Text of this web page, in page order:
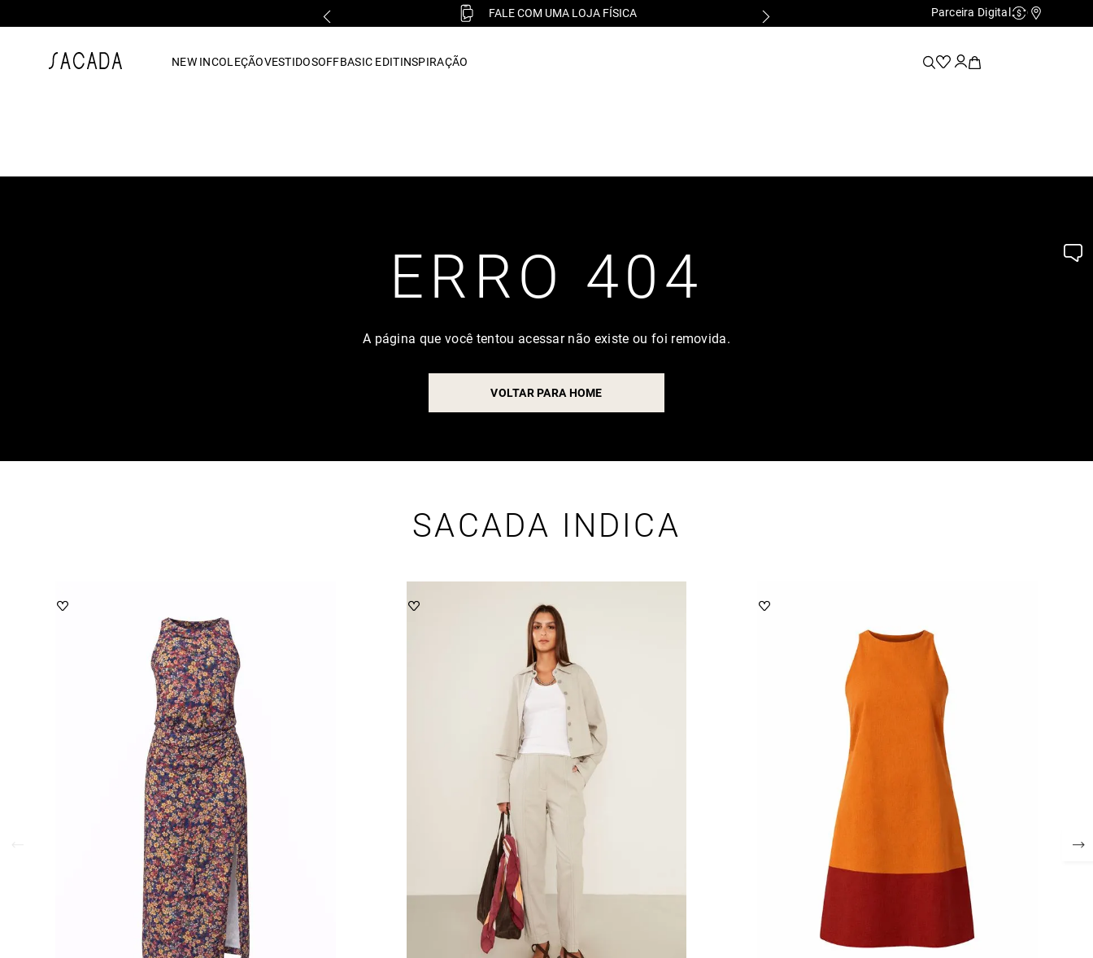
FALE COM UMA LOJA FÍSICA Parceira Digital Cashback
NEW INCOLEÇÃOVESTIDOSOFFBASIC EDITINSPIRAÇÃO
ERRO 404
A página que você tentou acessar não existe ou foi removida.
VOLTAR PARA HOME
SACADA INDICA
vestido midi
7º macacão